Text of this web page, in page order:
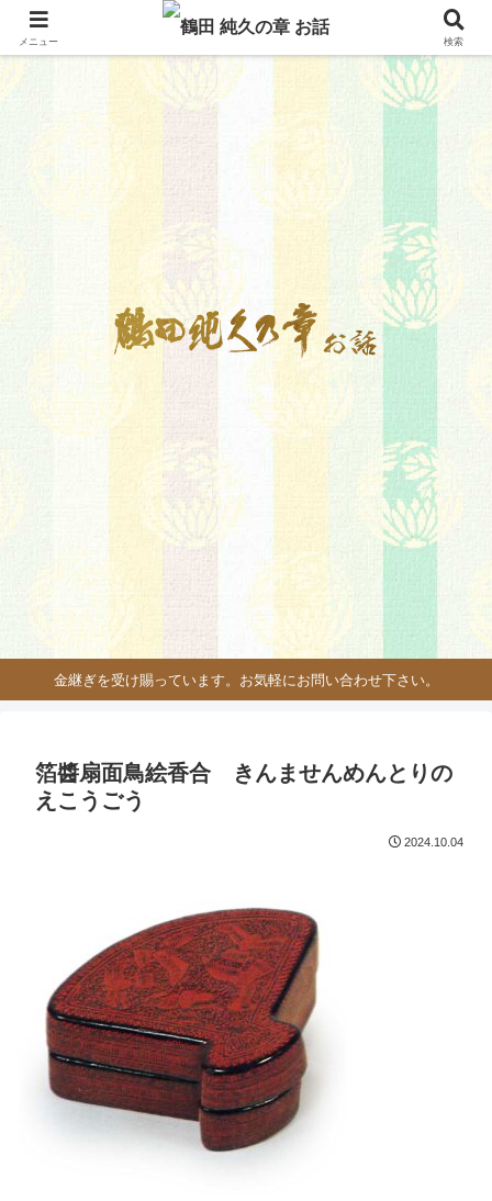
金継ぎを受け賜っています。お気軽にお問い合わせ下さい。
箔醬扇面鳥絵香合 きんませんめんとりの
えこうごう
2024.10.04
メニュー 検索